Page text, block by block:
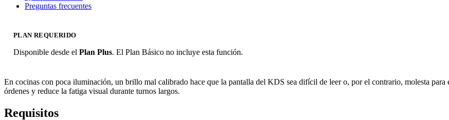
Preguntas frecuentes
PLAN REQUERIDO
Disponible desde el Plan Plus. El Plan Básico no incluye esta función.
En cocinas con poca iluminación, un brillo mal calibrado hace que la pantalla del KDS sea difícil de leer o, por el contrario, molesta
órdenes y reduce la fatiga visual durante turnos largos.
Requisitos